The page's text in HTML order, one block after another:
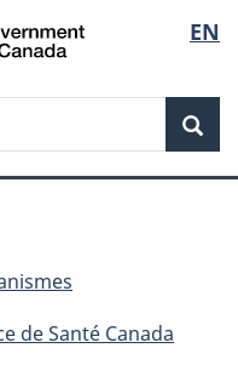
de
la
EN
de Santé Canada